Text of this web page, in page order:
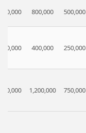
500,000
800,000
600,000
250,000
400,000
300,000
750,000
1,200,000
900,000